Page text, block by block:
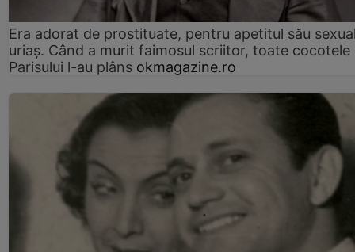
Era adorat de prostituate, pentru apetitul său
uriaș. Când a murit faimosul scriitor, toate cocotele
Parisului l-au plâns okmagazine.ro